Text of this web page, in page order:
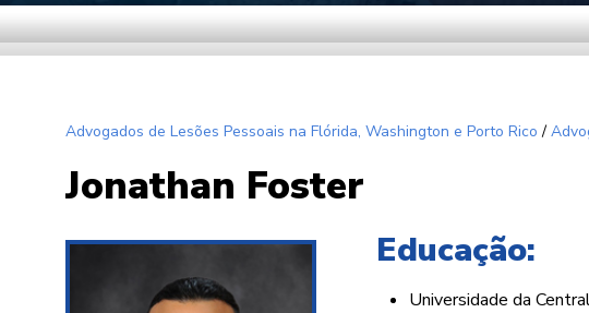
Advogados de Lesões Pessoais na Flórida, Washington e Porto Rico /
Jonathan Foster
Educação:
Universidade da